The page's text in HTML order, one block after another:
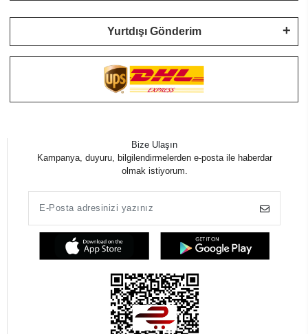
Yurtdışı Gönderim
Bize Ulaşın
Kampanya, duyuru, bilgilendirmelerden e-posta ile haberdar
olmak istiyorum.